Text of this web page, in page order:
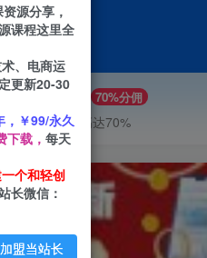
推广赚钱 70%分佣
推广返佣高达70%
源分享，
课程这里全
、电商运
更新20-30
，￥99/永久
下载， 每天
个和轻创
长微信：
加盟当站长